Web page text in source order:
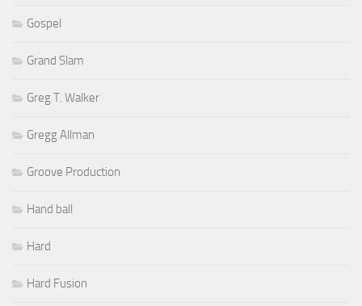
Gospel
Grand Slam
Greg T. Walker
Gregg Allman
Groove Production
Hand ball
Hard
Hard Fusion